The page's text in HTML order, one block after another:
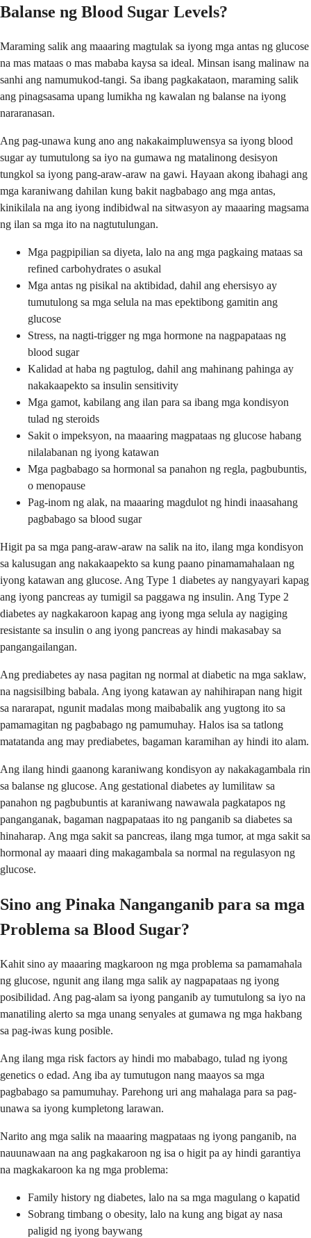
Balanse ng Blood Sugar Levels?
Maraming salik ang maaaring magtulak sa iyong mga antas ng glucose
na mas mataas o mas mababa kaysa sa ideal. Minsan isang malinaw na
sanhi ang namumukod-tangi. Sa ibang pagkakataon, maraming salik
ang pinagsasama upang lumikha ng kawalan ng balanse na iyong
nararanasan.
Ang pag-unawa kung ano ang nakakaimpluwensya sa iyong blood
sugar ay tumutulong sa iyo na gumawa ng matalinong desisyon
tungkol sa iyong pang-araw-araw na gawi. Hayaan akong ibahagi ang
mga karaniwang dahilan kung bakit nagbabago ang mga antas,
kinikilala na ang iyong indibidwal na sitwasyon ay maaaring magsama
ng ilan sa mga ito na nagtutulungan.
Mga pagpipilian sa diyeta, lalo na ang mga pagkaing mataas sa
refined carbohydrates o asukal
Mga antas ng pisikal na aktibidad, dahil ang ehersisyo ay
tumutulong sa mga selula na mas epektibong gamitin ang
glucose
Stress, na nagti-trigger ng mga hormone na nagpapataas ng
blood sugar
Kalidad at haba ng pagtulog, dahil ang mahinang pahinga ay
nakakaapekto sa insulin sensitivity
Mga gamot, kabilang ang ilan para sa ibang mga kondisyon
tulad ng steroids
Sakit o impeksyon, na maaaring magpataas ng glucose habang
nilalabanan ng iyong katawan
Mga pagbabago sa hormonal sa panahon ng regla, pagbubuntis,
o menopause
Pag-inom ng alak, na maaaring magdulot ng hindi inaasahang
pagbabago sa blood sugar
Higit pa sa mga pang-araw-araw na salik na ito, ilang mga kondisyon
sa kalusugan ang nakakaapekto sa kung paano pinamamahalaan ng
iyong katawan ang glucose. Ang Type 1 diabetes ay nangyayari kapag
ang iyong pancreas ay tumigil sa paggawa ng insulin. Ang Type 2
diabetes ay nagkakaroon kapag ang iyong mga selula ay nagiging
resistante sa insulin o ang iyong pancreas ay hindi makasabay sa
pangangailangan.
Ang prediabetes ay nasa pagitan ng normal at diabetic na mga saklaw,
na nagsisilbing babala. Ang iyong katawan ay nahihirapan nang higit
sa nararapat, ngunit madalas mong maibabalik ang yugtong ito sa
pamamagitan ng pagbabago ng pamumuhay. Halos isa sa tatlong
matatanda ang may prediabetes, bagaman karamihan ay hindi ito alam.
Ang ilang hindi gaanong karaniwang kondisyon ay nakakagambala rin
sa balanse ng glucose. Ang gestational diabetes ay lumilitaw sa
panahon ng pagbubuntis at karaniwang nawawala pagkatapos ng
panganganak, bagaman nagpapataas ito ng panganib sa diabetes sa
hinaharap. Ang mga sakit sa pancreas, ilang mga tumor, at mga sakit sa
hormonal ay maaari ding makagambala sa normal na regulasyon ng
glucose.
Sino ang Pinaka Nanganganib para sa mga
Problema sa Blood Sugar?
Kahit sino ay maaaring magkaroon ng mga problema sa pamamahala
ng glucose, ngunit ang ilang mga salik ay nagpapataas ng iyong
posibilidad. Ang pag-alam sa iyong panganib ay tumutulong sa iyo na
manatiling alerto sa mga unang senyales at gumawa ng mga hakbang
sa pag-iwas kung posible.
Ang ilang mga risk factors ay hindi mo mababago, tulad ng iyong
genetics o edad. Ang iba ay tumutugon nang maayos sa mga
pagbabago sa pamumuhay. Parehong uri ang mahalaga para sa pag-
unawa sa iyong kumpletong larawan.
Narito ang mga salik na maaaring magpataas ng iyong panganib, na
nauunawaan na ang pagkakaroon ng isa o higit pa ay hindi garantiya
na magkakaroon ka ng mga problema:
Family history ng diabetes, lalo na sa mga magulang o kapatid
Sobrang timbang o obesity, lalo na kung ang bigat ay nasa
paligid ng iyong baywang